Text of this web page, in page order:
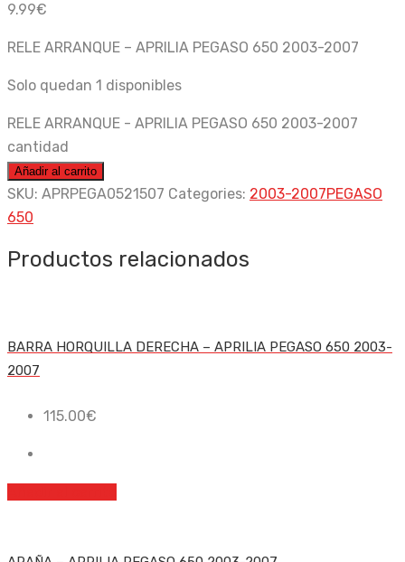
9.99€
RELE ARRANQUE – APRILIA PEGASO 650 2003-2007
Solo quedan 1 disponibles
RELE ARRANQUE - APRILIA PEGASO 650 2003-2007
cantidad
Añadir al carrito
SKU: APRPEGA0521507 Categories: 2003-2007PEGASO
650
Productos relacionados
BARRA HORQUILLA DERECHA – APRILIA PEGASO 650 2003-
2007
115.00€